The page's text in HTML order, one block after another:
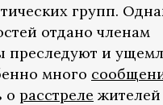
групп.
отдано членам
преследуют и
много
о расстреле жителей